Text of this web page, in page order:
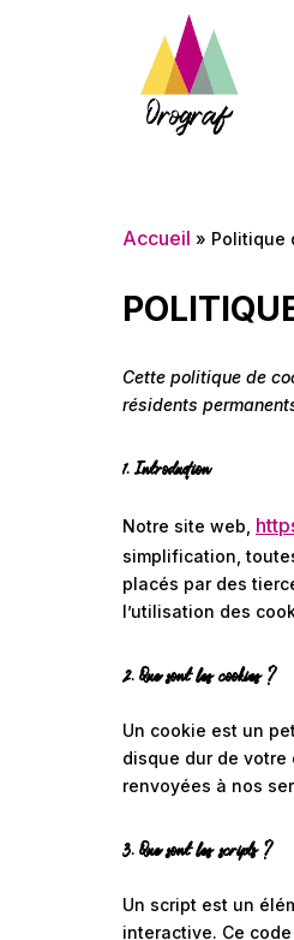
Accueil » Politique
Cette politique de
résidents
1. Introduction
Notre site web,
simplification,
placés par des
l’utilisation des
2. Que sont les cookies ?
Un cookie est un
disque dur de votre
renvoyées à nos
3. Que sont les scripts ?
Un script est un
interactive. Ce